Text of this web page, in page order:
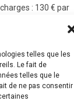
telles que les
Le fait de
telles que le
de ne pas consentir
: 130 € par
: 978 €